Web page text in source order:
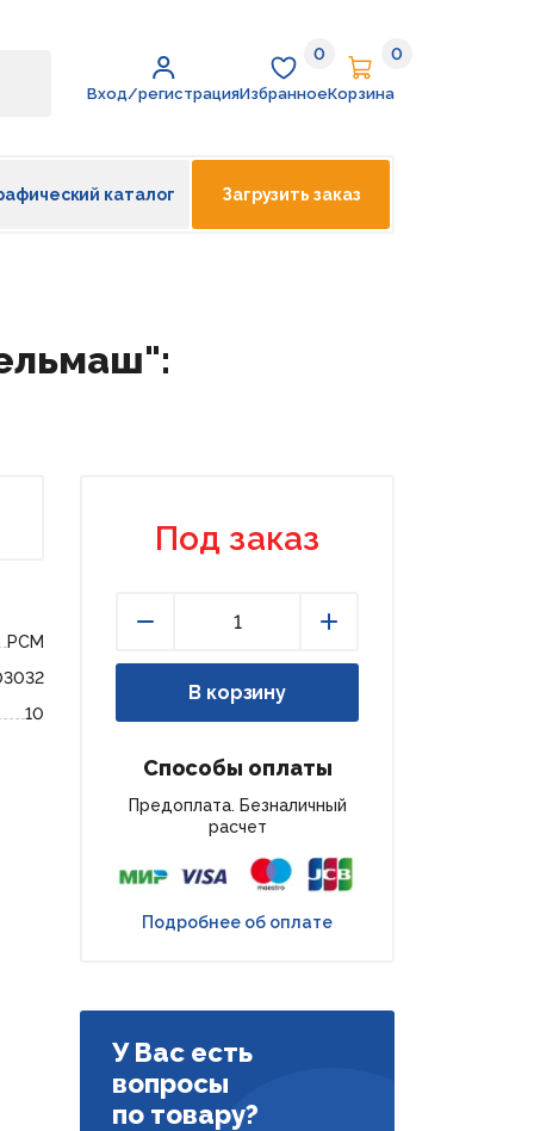
Вход/регистрация
Избранное
0
Избранное
Корзина
0
Корзина
каталог Загрузить заказ
РСМ
10
Под заказ
В корзину
Способы оплаты
Предоплата. Безналичный
расчет
Подробнее об оплате
У Вас есть
вопросы
по товару?